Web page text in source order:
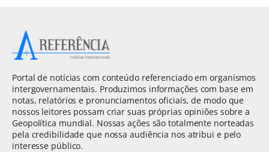
Portal de notícias com conteúdo referenciado em organismos
intergovernamentais. Produzimos informações com base em
notas, relatórios e pronunciamentos oficiais, de modo que
nossos leitores possam criar suas próprias opiniões sobre a
Geopolítica mundial. Nossas ações são totalmente norteadas
pela credibilidade que nossa audiência nos atribui e pelo
interesse público.